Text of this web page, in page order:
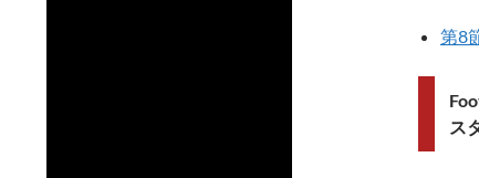
第8
ス